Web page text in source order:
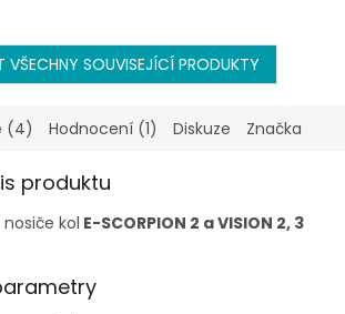
systém pro přístup...
VŠECHNY SOUVISEJÍCÍ PRODUKTY
(4) Hodnocení (1) Diskuze Značka
produktu
kol E-SCORPION 2 a VISION 2, 3